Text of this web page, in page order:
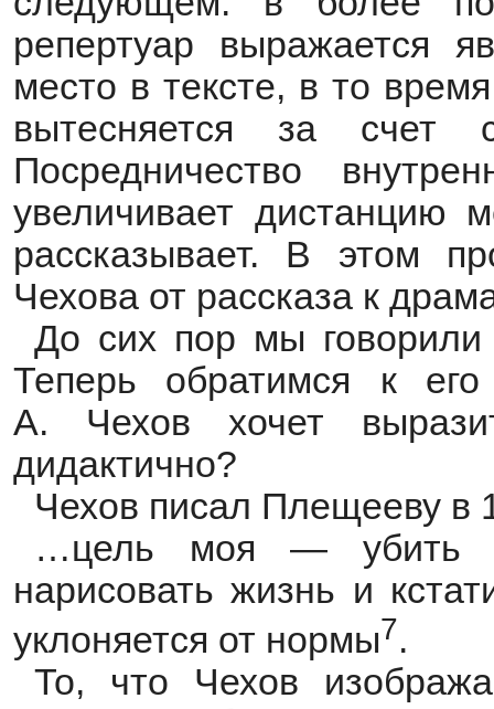
репертуар выражается
место в тексте, в то
вытесняется за счет
Посредничество
увеличивает
рассказывает. В этом
Чехова от рассказа к
До сих пор мы
Теперь обратимся к
А. Чехов хочет
дидактично?
Чехов писал Плещееву в
…цель моя — убить
нарисовать жизнь и
уклоняется от нормы7.
То, что Чехов